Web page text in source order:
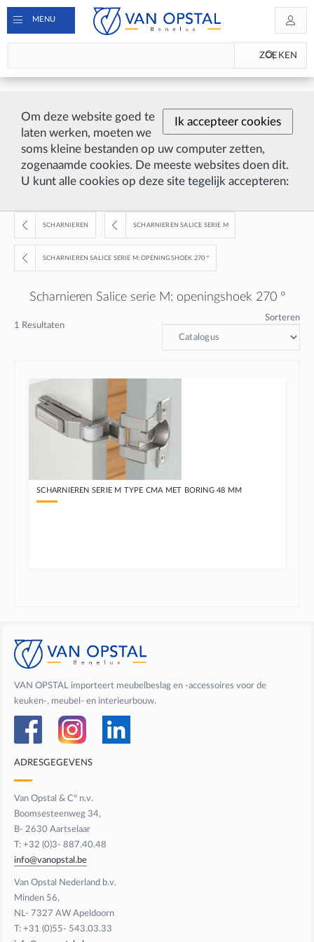
Ik accepteer cookies
Om deze website goed te
laten werken, moeten we
soms kleine bestanden op uw computer zetten,
zogenaamde cookies. De meeste websites doen dit.
U kunt alle cookies op deze site tegelijk accepteren:
MENU
ZOEKEN
SCHARNIEREN SCHARNIEREN SALICE SERIE M
SCHARNIEREN SALICE SERIE M: OPENINGSHOEK 270 °
Scharnieren Salice serie M: openingshoek 270 °
1 Resultaten
Sorteren
SCHARNIEREN SERIE M TYPE CMA MET BORING 48 MM
VAN OPSTAL importeert meubelbeslag en -accessoires voor de
keuken-, meubel- en interieurbouw.
ADRESGEGEVENS
Van Opstal & C° n.v.
Boomsesteenweg 34,
B- 2630 Aartselaar
T: +32 (0)3- 887.40.48
info@vanopstal.be
Van Opstal Nederland b.v.
Minden 56,
NL- 7327 AW Apeldoorn
T: +31 (0)55- 543.03.33